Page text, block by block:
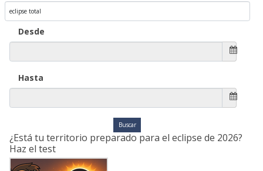
Desde
Hasta
¿Está tu territorio preparado para el eclipse de 2026?
Haz el test